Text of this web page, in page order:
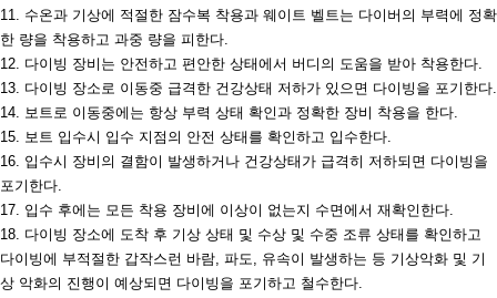
11. 수온과 기상에 적절한 잠수복 착용과 웨이트 벨트는 다이버의 부력에 정확
한 량을 착용하고 과중 량을 피한다.
12. 다이빙 장비는 안전하고 편안한 상태에서 버디의 도움을 받아 착용한다.
13. 다이빙 장소로 이동중 급격한 건강상태 저하가 있으면 다이빙을 포기한다.
14. 보트로 이동중에는 항상 부력 상태 확인과 정확한 장비 착용을 한다.
15. 보트 입수시 입수 지점의 안전 상태를 확인하고 입수한다.
16. 입수시 장비의 결함이 발생하거나 건강상태가 급격히 저하되면 다이빙을
포기한다.
17. 입수 후에는 모든 착용 장비에 이상이 없는지 수면에서 재확인한다.
18. 다이빙 장소에 도착 후 기상 상태 및 수상 및 수중 조류 상태를 확인하고
다이빙에 부적절한 갑작스런 바람, 파도, 유속이 발생하는 등 기상악화 및 기
상 악화의 진행이 예상되면 다이빙을 포기하고 철수한다.